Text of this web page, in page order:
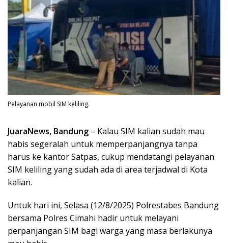
Pelayanan mobil SIM keliling.
JuaraNews, Bandung – Kalau SIM kalian sudah mau
habis segeralah untuk memperpanjangnya tanpa
harus ke kantor Satpas, cukup mendatangi pelayanan
SIM keliling yang sudah ada di area terjadwal di Kota
kalian.
Untuk hari ini, Selasa (12/8/2025) Polrestabes Bandung
bersama Polres Cimahi hadir untuk melayani
perpanjangan SIM bagi warga yang masa berlakunya